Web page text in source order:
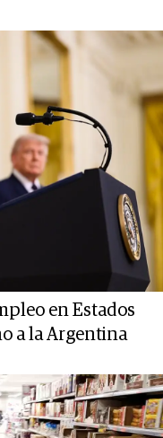
en Estados
a la Argentina